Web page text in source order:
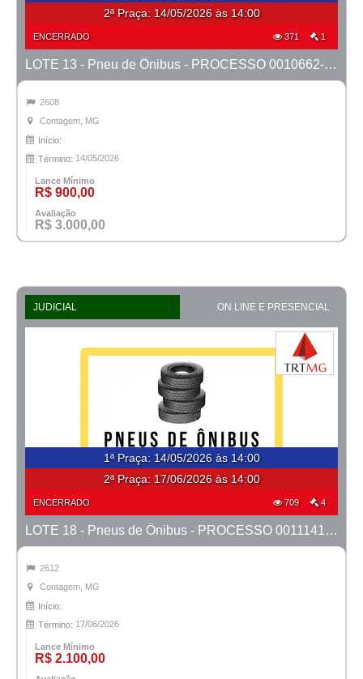
2ª Praça: 14/05/2026 às 14:00
ENCERRADO 371 1
LOTE 13 - Pneu de Ônibus - PROCESSO 0010662-53.2025-1ª CONT.
2608
Contagem, MG
Início:
Término: 14/05/2026
Lance Mínimo
R$ 900,00
Avaliação
R$ 3.000,00
JUDICIAL ON LINE E PRESENCIAL
1ª Praça: 14/05/2026 às 14:00
2ª Praça: 17/06/2026 às 14:00
ENCERRADO 709 4
LOTE 18 - Pneus de Ônibus - PROCESSO 0011141-56.2019-1ª CONTAGEM
2612
Contagem, MG
Início:
Término: 17/06/2026
Lance Mínimo
R$ 2.100,00